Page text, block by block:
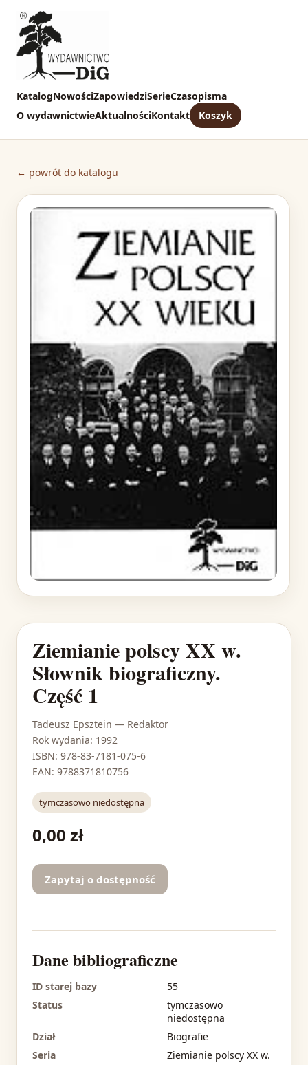
KatalogNowościZapowiedziSerieCzasopisma
O wydawnictwieAktualnościKontakt Koszyk
← powrót do katalogu
Ziemianie polscy XX w.
Słownik biograficzny.
Część 1
Tadeusz Epsztein — Redaktor
Rok wydania: 1992
ISBN: 978-83-7181-075-6
EAN: 9788371810756
tymczasowo niedostępna
0,00 zł
Zapytaj o dostępność
Dane bibliograficzne
ID starej bazy
55
Status
tymczasowo
niedostępna
Dział
Biografie
Seria
Ziemianie polscy XX w.